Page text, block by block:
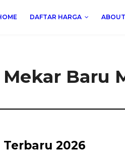
DAFTAR HARGA
Baru
2026